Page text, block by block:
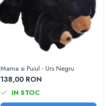
Mama si Puiul - Urs Negru
138,00 RON
IN STOC